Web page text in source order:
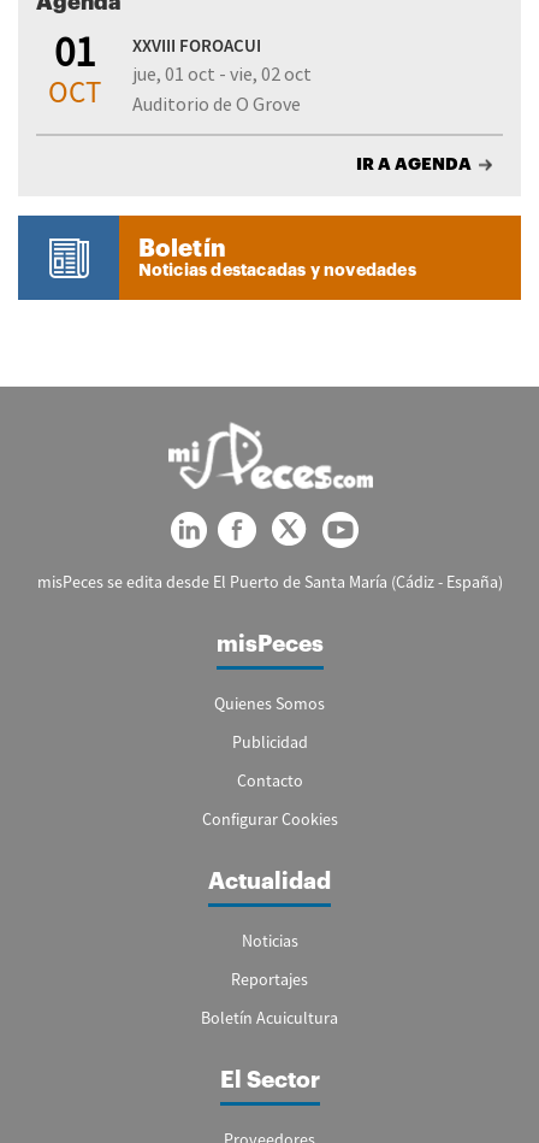
01
OCT
XXVIII FOROACUI
jue, 01 oct - vie, 02 oct
Auditorio de O Grove
IR A AGENDA
Boletín
Noticias destacadas y novedades
misPeces se edita desde El Puerto de Santa María (Cádiz - España)
misPeces
Quienes Somos
Publicidad
Contacto
Configurar Cookies
Actualidad
Noticias
Reportajes
Boletín Acuicultura
El Sector